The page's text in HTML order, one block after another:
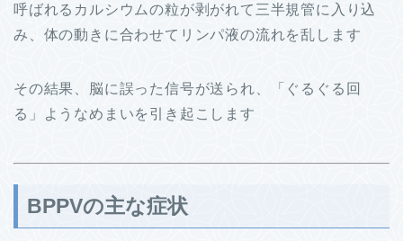
呼ばれるカルシウムの粒が剥がれて三半規管に入り込
み、体の動きに合わせてリンパ液の流れを乱します
その結果、脳に誤った信号が送られ、「ぐるぐる回
る」ようなめまいを引き起こします
BPPVの主な症状